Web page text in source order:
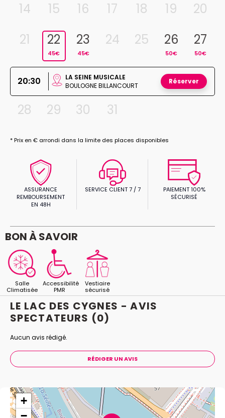
14
15 16 17 18 19
20
21
22
45€
23
45€
24 25 26
50€
27
50€
20:30
LA SEINE MUSICALE
BOULOGNE BILLANCOURT
Réserver
28 29 30 31
* Prix en € arrondi dans la limite des places disponibles
ASSURANCE
REMBOURSEMENT
EN 48H
SERVICE CLIENT 7 / 7
PAIEMENT 100%
SÉCURISÉ
BON À SAVOIR
Salle
Climatisée
Accessibilité
PMR
Vestiaire
sécurisé
LE LAC DES CYGNES - AVIS
SPECTATEURS (0)
Aucun avis rédigé.
RÉDIGER UN AVIS
+